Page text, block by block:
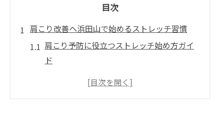
目次
肩こり改善へ浜田山で始めるストレッチ習慣
肩こり予防に役立つストレッチ始め方ガイ
ド
浜田山で続けやすいストレッチ習慣とは